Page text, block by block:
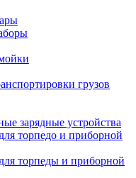
грузов
зарядные устройства
торпедо и приборной
торпеды и приборной